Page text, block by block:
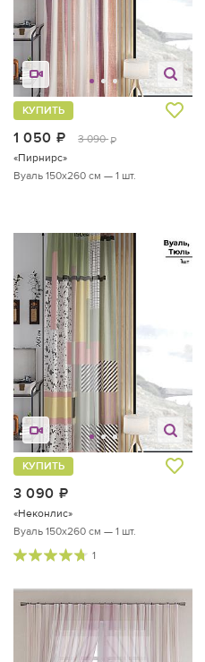
1 050 руб.
3 090 руб.
КУПИТЬ
«Пирнирс»
Вуаль 150х260 см — 1 шт.
3 090
КУПИТЬ
«Неконлис»
Вуаль 150х260 см — 1 шт.
1